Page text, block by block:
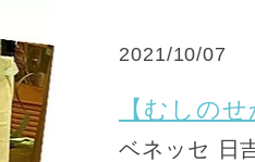
2021/10/07
【むしのせ
ベネッセ 日